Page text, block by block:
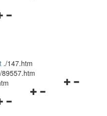
./147.htm
/89557.htm
Navigationsmenü